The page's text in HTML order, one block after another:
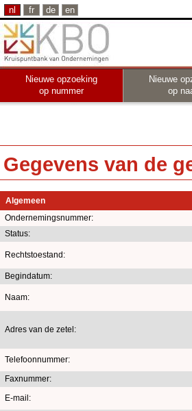
nl fr de en
Nieuwe opzoeking
op nummer
Nieuwe
op
Gegevens van de
Algemeen
Ondernemingsnummer:
Status:
Rechtstoestand:
Begindatum:
Naam:
Adres van de zetel:
Telefoonnummer:
Faxnummer:
E-mail: